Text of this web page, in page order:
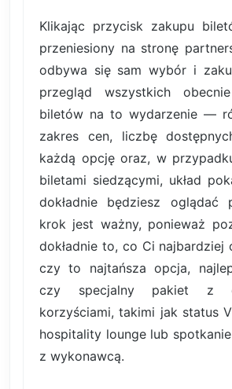
Klikając przycisk zakupu
przeniesiony na stronę
odbywa się sam wybór i
przegląd wszystkich
biletów na to wydarzenie —
zakres cen, liczbę
każdą opcję oraz, w
biletami siedzącymi, układ
dokładnie będziesz oglądać
krok jest ważny, ponieważ
dokładnie to, co Ci
czy to najtańsza opcja,
czy specjalny pakiet z
korzyściami, takimi jak status
hospitality lounge lub
z wykonawcą.